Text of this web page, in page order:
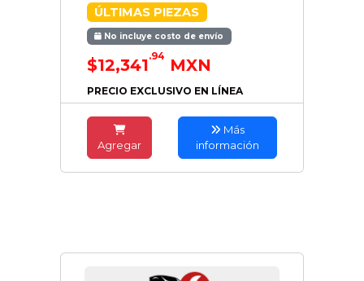
ÚLTIMAS PIEZAS
No incluye costo de envío
$12,341.94 MXN
PRECIO EXCLUSIVO EN LÍNEA
Agregar
Más
información